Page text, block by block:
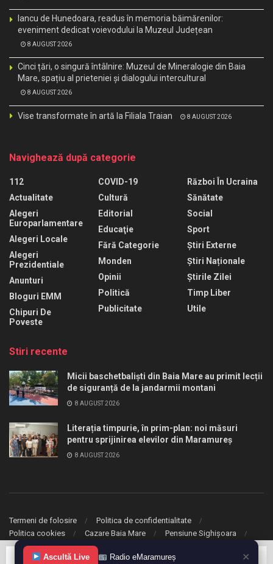
Iancu de Hunedoara, readus în memoria băimărenilor:
eveniment dedicat voievodului la Muzeul Județean
8 AUGUST 2026
Cinci țări, o singură întâlnire: Muzeul de Mineralogie din Baia
Mare, spațiu al prieteniei și dialogului intercultural
8 AUGUST 2026
Vise transformate în artă la Filiala Traian 8 AUGUST 2026
Navighează după categorie
112
Actualitate
Alegeri
Europarlamentare
Alegeri Locale
Alegeri
Prezidentiale
Anunturi
Bloguri EMM
Chipuri De
Poveste
COVID-19
Cultură
Editorial
Educaţie
Fără Categorie
Monden
Opinii
Politică
Publicitate
Război În Ucraina
Sănătate
Social
Sport
Știri Externe
Știri Naționale
Știrile Zilei
Timp Liber
Utile
Stiri recente
Micii baschetbaliști din Baia Mare au primit lecții
de siguranță de la jandarmii montani
8 AUGUST 2026
Literația timpurie, în prim-plan: noi măsuri
pentru sprijinirea elevilor din Maramureș
8 AUGUST 2026
Termeni de folosire
Politica de confidentialitate
Politica cookies
Cazare Baia Mare Pensiune Sighișoara
© 2020 eMaramures. Toate drepturile rezervate.
Ascultă Live Radio eMaramureș ✕